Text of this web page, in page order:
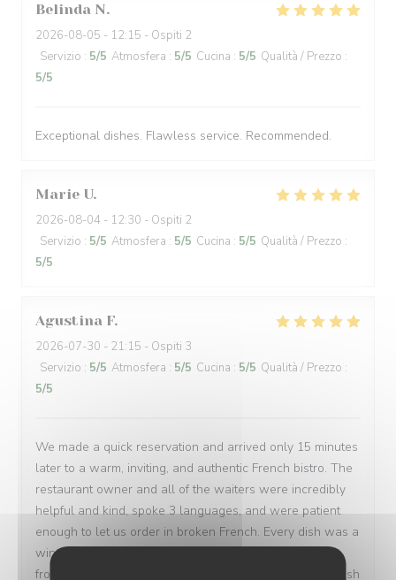
Belinda N
2026-08-05 - 12:15 - Ospiti 2
Servizio : 5/5 Atmosfera : 5/5 Cucina : 5/5 Qualità / Prezzo :
5/5
Exceptional dishes. Flawless service. Recommended.
Marie U
2026-08-04 - 12:30 - Ospiti 2
Servizio : 5/5 Atmosfera : 5/5 Cucina : 5/5 Qualità / Prezzo :
5/5
Agustina F
2026-07-30 - 21:15 - Ospiti 3
Servizio : 5/5 Atmosfera : 5/5 Cucina : 5/5 Qualità / Prezzo :
5/5
We made a quick reservation and arrived only 15 minutes
later to a warm, inviting, and authentic French bistro. The
restaurant owner and all of the waiters were incredibly
helpful and kind, spoke 3 languages, and were patient
enough to let us order in broken French. Every dish was a
win: magret de canard, bœuf bourguignon, assiette de
fromages, sorbet, and a light a creamy fraisier cake. I wish